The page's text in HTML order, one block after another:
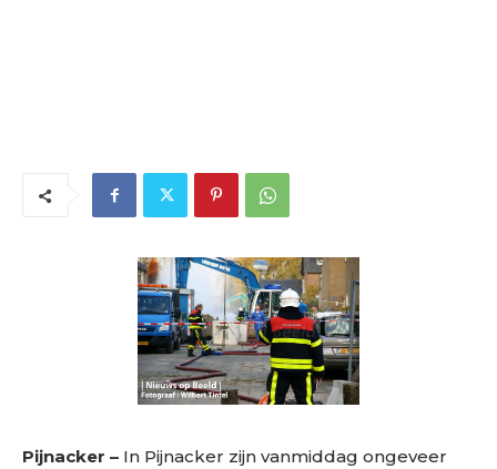
Pijnacker – In Pijnacker zijn vanmiddag ongeveer